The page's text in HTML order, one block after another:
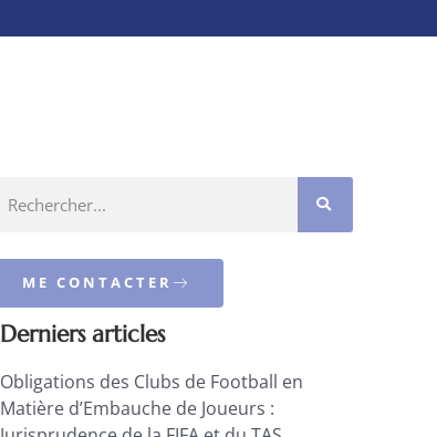
ME CONTACTER
Derniers articles
Obligations des Clubs de Football en
Matière d’Embauche de Joueurs :